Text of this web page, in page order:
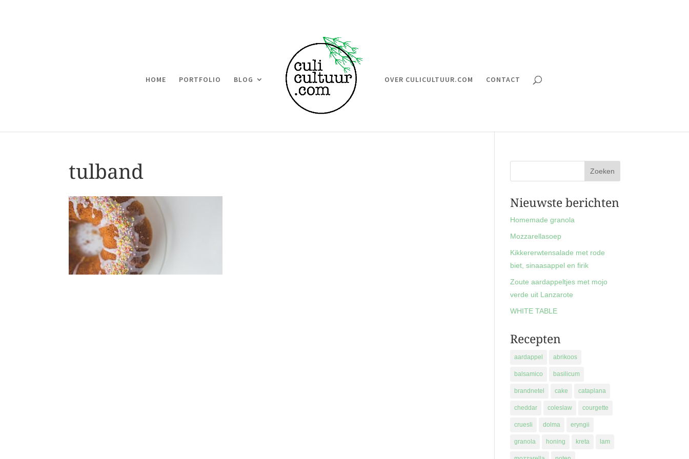
HOME PORTFOLIO BLOG OVER CULICULTUUR.COM CONTACT
tulband
Nieuwste berichten
Homemade granola
Mozzarellasoep
Kikkererwtensalade met rode
biet, sinaasappel en firik
Zoute aardappeltjes met mojo
verde uit Lanzarote
WHITE TABLE
Recepten
aardappel abrikoos
balsamico basilicum
brandnetel cake cataplana
cheddar coleslaw courgette
cruesli dolma eryngii
granola honing kreta lam